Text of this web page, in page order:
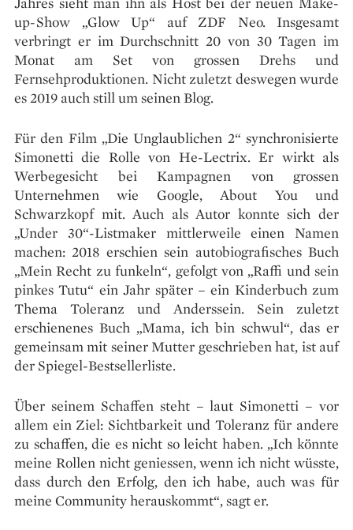
up-Show „Glow Up“ auf ZDF Neo. Insgesamt
verbringt er im Durchschnitt 20 von 30 Tagen im
Monat am Set von grossen Drehs und
Fernsehproduktionen. Nicht zuletzt deswegen wurde
es 2019 auch still um seinen Blog.
Für den Film „Die Unglaublichen 2“ synchronisierte
Simonetti die Rolle von He-Lectrix. Er wirkt als
Werbegesicht bei Kampagnen von grossen
Unternehmen wie Google, About You und
Schwarzkopf mit. Auch als Autor konnte sich der
„Under 30“-Listmaker mittlerweile einen Namen
machen: 2018 erschien sein autobiografisches Buch
„Mein Recht zu funkeln“, gefolgt von „Raffi und sein
pinkes Tutu“ ein Jahr später – ein Kinderbuch zum
Thema Toleranz und Anderssein. Sein zuletzt
erschienenes Buch „Mama, ich bin schwul“, das er
gemeinsam mit seiner Mutter geschrieben hat, ist auf
der Spiegel-Bestsellerliste.
Über seinem Schaffen steht – laut Simonetti – vor
allem ein Ziel: Sichtbarkeit und Toleranz für andere
zu schaffen, die es nicht so leicht haben. „Ich könnte
meine Rollen nicht geniessen, wenn ich nicht wüsste,
dass durch den Erfolg, den ich habe, auch was für
meine Community herauskommt“, sagt er.